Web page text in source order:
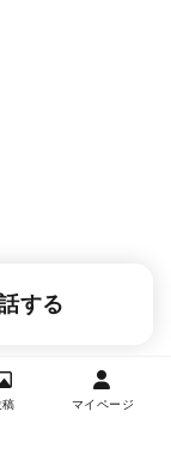
する
稿 マイページ